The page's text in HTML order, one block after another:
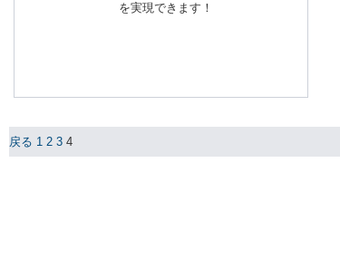
を実現できます！
戻る 1 2 3 4